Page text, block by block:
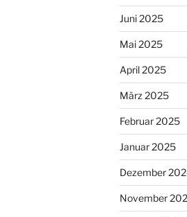
Juni 2025
Mai 2025
April 2025
März 2025
Februar 2025
Januar 2025
Dezember
November